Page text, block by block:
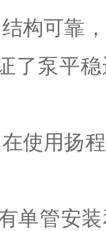
可靠，
了泵平
用扬程
管安装